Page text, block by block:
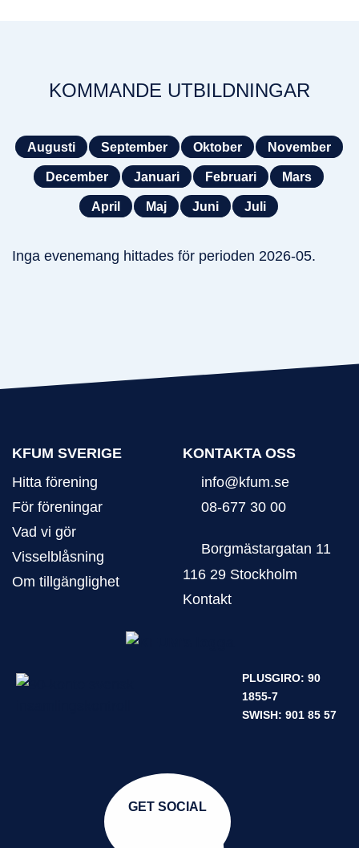
KOMMANDE UTBILDNINGAR
Augusti September Oktober November
December Januari Februari Mars
April Maj Juni Juli
Inga evenemang hittades för perioden 2026-05.
KFUM SVERIGE
Hitta förening
För föreningar
Vad vi gör
Visselblåsning
Om tillgänglighet
KONTAKTA OSS
info@kfum.se
08-677 30 00
Borgmästargatan 11
116 29 Stockholm
Kontakt
PLUSGIRO: 90
1855-7
SWISH: 901 85 57
GET SOCIAL